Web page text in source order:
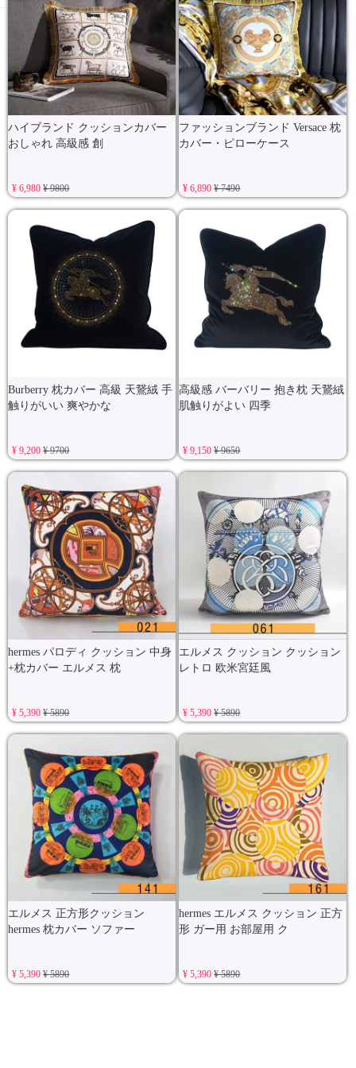
ハイブランド クッションカバー
おしゃれ 高級感 創
¥ 6,980¥ 9800
ファッションブランド Versace 枕
カバー・ピローケース
¥ 6,890¥ 7490
Burberry 枕カバー 高級 天鵞絨 手
触りがいい 爽やかな
¥ 9,200¥ 9700
高級感 バーバリー 抱き枕 天鵞絨
肌触りがよい 四季
¥ 9,150¥ 9650
hermes パロディ クッション 中身
+枕カバー エルメス 枕
¥ 5,390¥ 5890
エルメス クッション クッション
レトロ 欧米宮廷風
¥ 5,390¥ 5890
エルメス 正方形クッション
hermes 枕カバー ソファー
¥ 5,390¥ 5890
hermes エルメス クッション 正方
形 ガー用 お部屋用 ク
¥ 5,390¥ 5890